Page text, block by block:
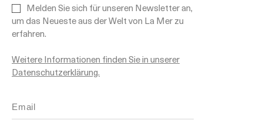
Melden Sie sich für unseren Newsletter an,
um das Neueste aus der Welt von La Mer zu
erfahren.
Weitere Informationen finden Sie in unserer
Datenschutzerklärung.